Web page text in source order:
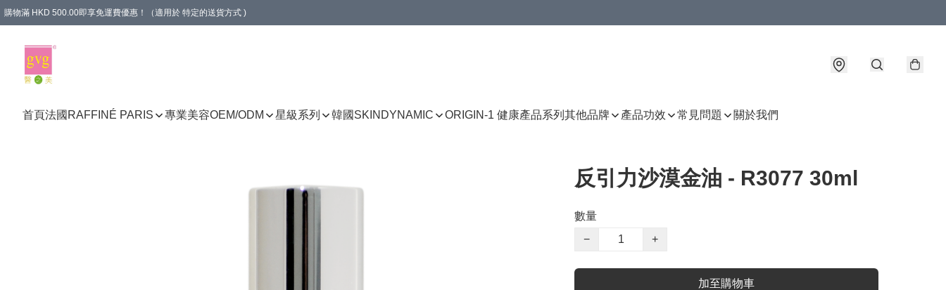
購物滿 HKD 500.00即享免運費優惠！（適用於 特定的送貨方式 )
首頁法國RAFFINÉ PARIS 專業美容OEM/ODM 星級系列 韓國SKINDYNAMIC ORIGIN-1 健康產品系列 其他品牌 產品功效 常見問題 關於我們
反引力沙漠金油 - R3077 30ml
數量
−
+
加至購物車